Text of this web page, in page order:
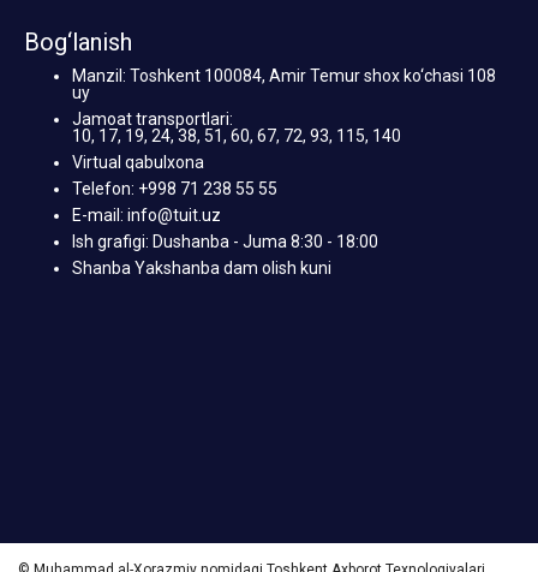
Bog‘lanish
Manzil: Toshkent 100084, Amir Temur shox ko‘chasi 108
uy
Jamoat transportlari:
10, 17, 19, 24, 38, 51, 60, 67, 72, 93, 115, 140
Virtual qabulxona
Telefon: +998 71 238 55 55
E-mail: info@tuit.uz
Ish grafigi: Dushanba - Juma 8:30 - 18:00
Shanba Yakshanba dam olish kuni